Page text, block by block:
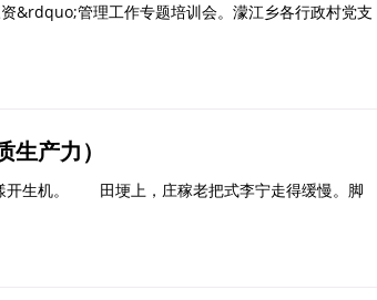
管理工作专题培训会。濛江乡各行政村党支
产力）
开生机。 田埂上，庄稼老把式李宁走得缓慢。脚